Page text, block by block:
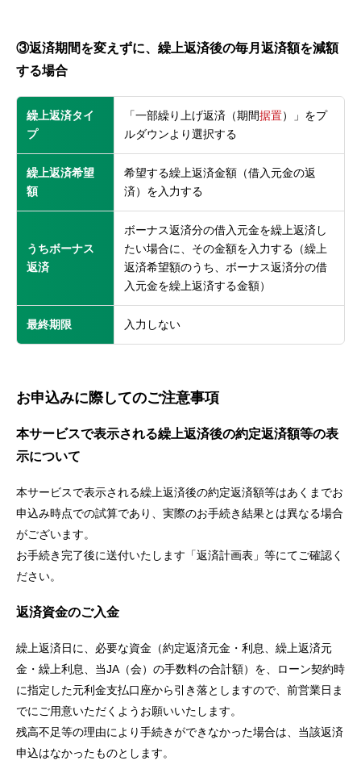
③返済期間を変えずに、繰上返済後の毎月返済額を減額
する場合
繰上返済タイ
プ
「一部繰り上げ返済（期間据置）」をプ
ルダウンより選択する
繰上返済希望
額
希望する繰上返済金額（借入元金の返
済）を入力する
うちボーナス
返済
ボーナス返済分の借入元金を繰上返済し
たい場合に、その金額を入力する（繰上
返済希望額のうち、ボーナス返済分の借
入元金を繰上返済する金額）
最終期限 入力しない
お申込みに際してのご注意事項
本サービスで表示される繰上返済後の約定返済額等の表
示について
本サービスで表示される繰上返済後の約定返済額等はあくまでお
申込み時点での試算であり、実際のお手続き結果とは異なる場合
がございます。
お手続き完了後に送付いたします「返済計画表」等にてご確認く
ださい。
返済資金のご入金
繰上返済日に、必要な資金（約定返済元金・利息、繰上返済元
金・繰上利息、当JA（会）の手数料の合計額）を、ローン契約時
に指定した元利金支払口座から引き落としますので、前営業日ま
でにご用意いただくようお願いいたします。
残高不足等の理由により手続きができなかった場合は、当該返済
申込はなかったものとします。